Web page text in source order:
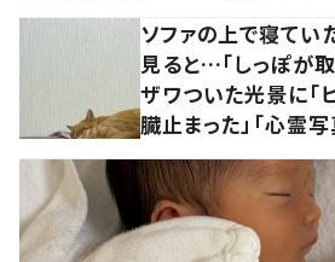
ソファの上で寝てい
見ると…「しっぽが取
ザワついた光景に「
臓止まった」「心霊写